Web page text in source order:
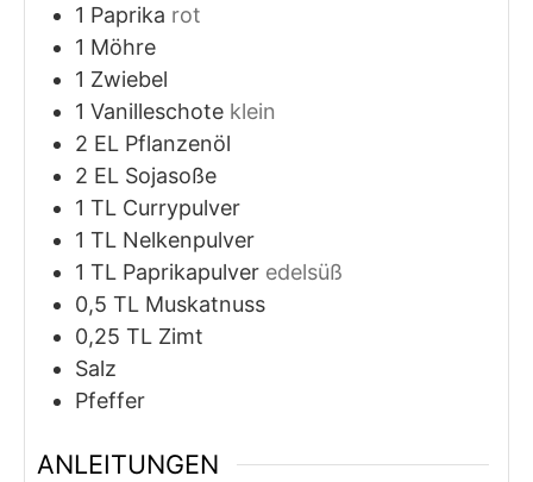
1 Paprika rot
1 Möhre
1 Zwiebel
1 Vanilleschote klein
2 EL Pflanzenöl
2 EL Sojasoße
1 TL Currypulver
1 TL Nelkenpulver
1 TL Paprikapulver edelsüß
0,5 TL Muskatnuss
0,25 TL Zimt
Salz
Pfeffer
ANLEITUNGEN